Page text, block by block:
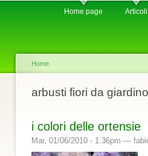
Home page Articoli
You are here
Home
arbusti fiori da giardino
i colori delle ortensie
Mar, 01/06/2010 - 1:36pm —